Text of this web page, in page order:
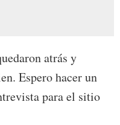
atrás y
Espero hacer un
para el sitio